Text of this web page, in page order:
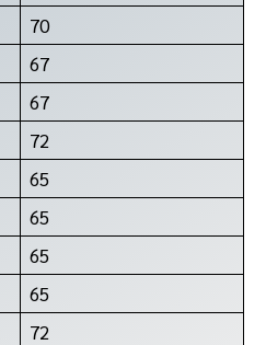
70
67
67
72
65
65
65
65
72